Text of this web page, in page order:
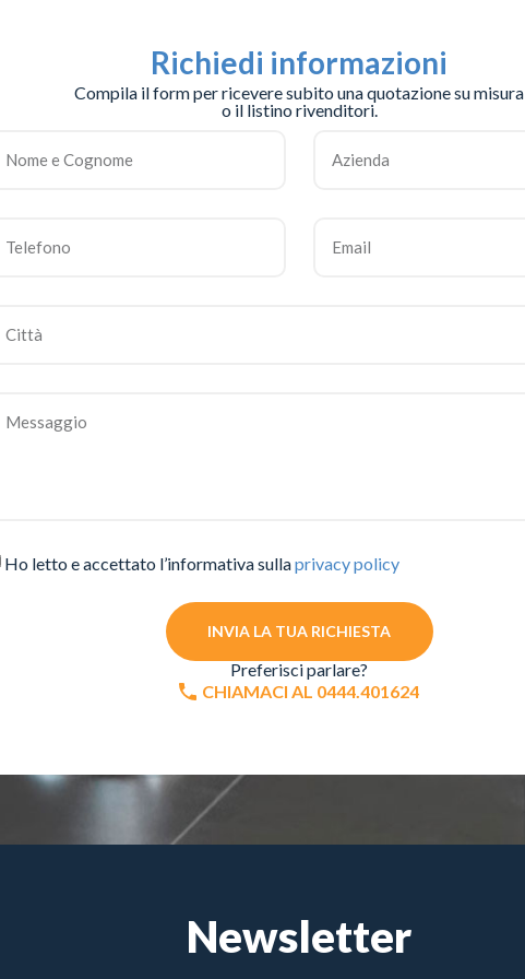
Richiedi informazioni
Compila il form per ricevere subito una quotazione su misura
o il listino rivenditori.
Ho letto e accettato l’informativa sullaprivacy policy
INVIA LA TUA RICHIESTA
Preferisci parlare?
CHIAMACI AL 0444.401624
Newsletter